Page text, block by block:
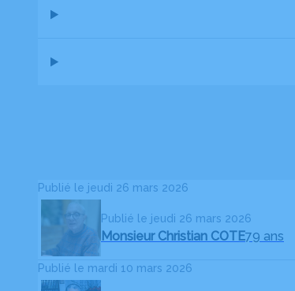
Publié le jeudi 26 mars 2026
Publié le jeudi 26 mars 2026
Monsieur Christian COTE79 ans
Publié le mardi 10 mars 2026